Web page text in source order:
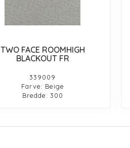
TWO FACE ROOMHIGH
BLACKOUT FR
339009
Farve: Beige
Bredde: 300